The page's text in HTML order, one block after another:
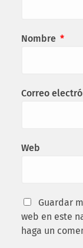
Nombre *
Correo
Web
Guardar
web en este
haga un